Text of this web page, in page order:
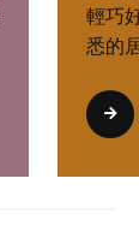
輕巧
悉的